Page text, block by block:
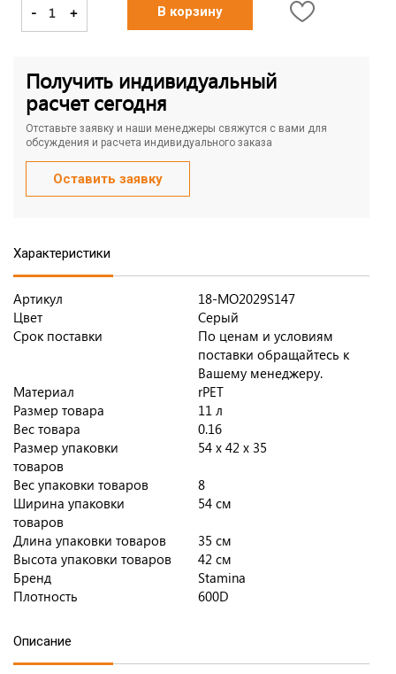
- + В корзину
Получить индивидуальный
расчет сегодня
Отставьте заявку и наши менеджеры свяжутся с вами для
обсуждения и расчета индивидуального заказа
Оставить заявку
Характеристики
Артикул
18-MO2029S147
Цвет
Серый
Срок поставки
По ценам и условиям
поставки обращайтесь к
Вашему менеджеру.
Материал
rPET
Размер товара
11 л
Вес товара
0.16
Размер упаковки
товаров
54 x 42 x 35
Вес упаковки товаров
8
Ширина упаковки
товаров
54 см
Длина упаковки товаров
35 см
Высота упаковки товаров
42 см
Бренд
Stamina
Плотность
600D
Описание